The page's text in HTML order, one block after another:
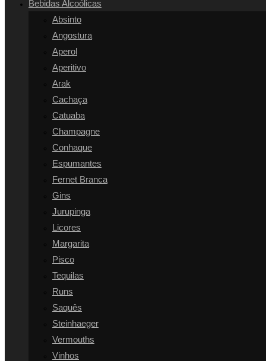
Bebidas Alcoólicas
Absinto
Angostura
Aperol
Aperitivo
Arak
Cachaça
Catuaba
Champagne
Conhaque
Espumantes
Fernet Branca
Gins
Jurupinga
Licores
Margarita
Pisco
Tequilas
Runs
Saquês
Steinhaeger
Vermouths
Vinhos